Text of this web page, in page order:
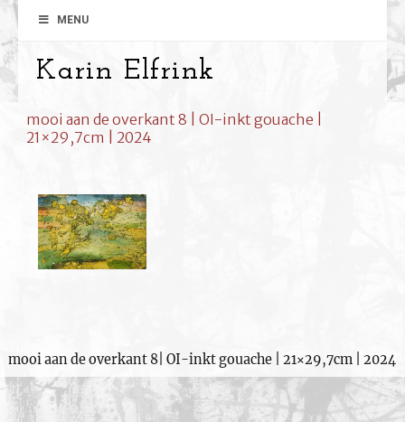
MENU
Karin Elfrink
mooi aan de overkant 8 | OI-inkt gouache |
21×29,7cm | 2024
mooi aan de overkant 8| OI-inkt gouache | 21×29,7cm | 2024